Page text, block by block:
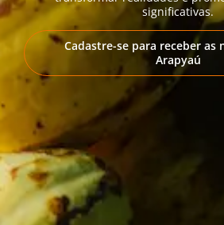
significativas.
Cadastre-se para receber as
Arapyaú